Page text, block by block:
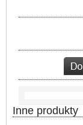
Inne produkty